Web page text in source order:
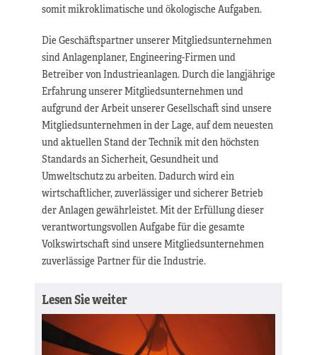
somit mikroklimatische und ökologische Aufgaben.
Die Geschäftspartner unserer Mitgliedsunternehmen
sind Anlagenplaner, Engineering-Firmen und
Betreiber von Industrieanlagen. Durch die langjährige
Erfahrung unserer Mitgliedsunternehmen und
aufgrund der Arbeit unserer Gesellschaft sind unsere
Mitgliedsunternehmen in der Lage, auf dem neuesten
und aktuellen Stand der Technik mit den höchsten
Standards an Sicherheit, Gesundheit und
Umweltschutz zu arbeiten. Dadurch wird ein
wirtschaftlicher, zuverlässiger und sicherer Betrieb
der Anlagen gewährleistet. Mit der Erfüllung dieser
verantwortungsvollen Aufgabe für die gesamte
Volkswirtschaft sind unsere Mitgliedsunternehmen
zuverlässige Partner für die Industrie.
Lesen Sie weiter